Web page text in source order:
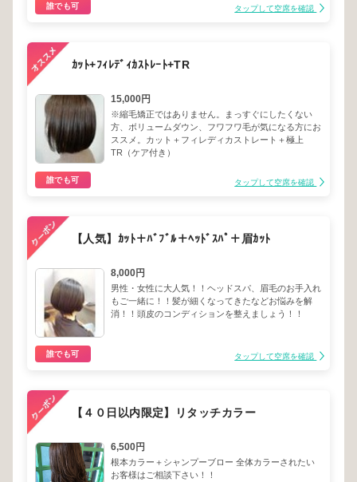
誰でも可 タップして空席を確認
ｶｯﾄ+ﾌｨﾚﾃﾞｨｶｽﾄﾚｰﾄ+TR
15,000円
※縮毛矯正ではありません。まっすぐにしたくない
方、ボリュームダウン、フワフワ毛が気になる方にお
ススメ。カット＋フィレディカストレート＋極上
TR（ケア付き）
誰でも可 タップして空席を確認
【人気】ｶｯﾄ＋ﾊﾞﾌﾞﾙ＋ﾍｯﾄﾞｽﾊﾟ＋眉ｶｯﾄ
8,000円
男性・女性に大人気！！ヘッドスパ、眉毛のお手入れ
もご一緒に！！髪が細くなってきたなどお悩みを解
消！！頭皮のコンディションを整えましょう！！
誰でも可 タップして空席を確認
【４０日以内限定】リタッチカラー
6,500円
根本カラー＋シャンプーブロー 全体カラーされたい
お客様はご相談下さい！！